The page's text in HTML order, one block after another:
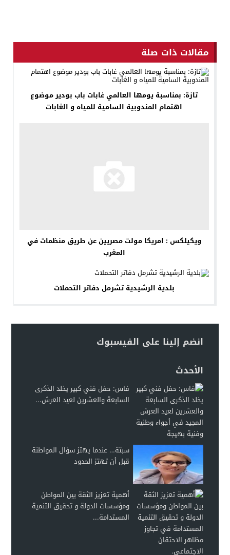
مقالات ذات صلة
تازة: بمناسبة يومها العالمي غابات باب بودير موضوع
اهتمام المندوبية السامية للمياه و الغابات
ويكيلكس : امريكا مولت مصريين عن طريق منظمات في
المغرب
بلدية الرشيدية تشرمل دفاتر التحملات
انضم إلينا على الفيسبوك
الأحدث
فاس: حفل فني كبير يخلد الذكرى
السابعة والعشرين لعيد العرش...
سبتة… عندما يهتز سؤال المواطنة
قبل أن تهتز الحدود
أهمية تعزيز الثقة بين المواطن
ومؤسسات الدولة و تحقيق التنمية
المستدامة...